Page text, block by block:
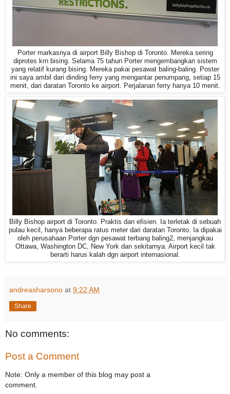
Porter markasnya di airport Billy Bishop di Toronto. Mereka sering
diprotes krn bising. Selama 75 tahun Porter mengembangkan sistem
yang relatif kurang bising. Mereka pakai pesawat baling-baling. Poster
ini saya ambil dari dinding ferry yang mengantar penumpang, setiap 15
menit, dari daratan Toronto ke airport. Perjalanan ferry hanya 10 menit.
Billy Bishop airport di Toronto. Praktis dan efisien. Ia terletak di sebuah
pulau kecil, hanya beberapa ratus meter dari daratan Toronto. Ia dipakai
oleh perusahaan Porter dgn pesawat terbang baling2, menjangkau
Ottawa, Washington DC, New York dan sekitarnya. Airport kecil tak
berarti harus kalah dgn airport internasional.
andreasharsono at 9:22 AM
Share
No comments:
Post a Comment
Note: Only a member of this blog may post a
comment.